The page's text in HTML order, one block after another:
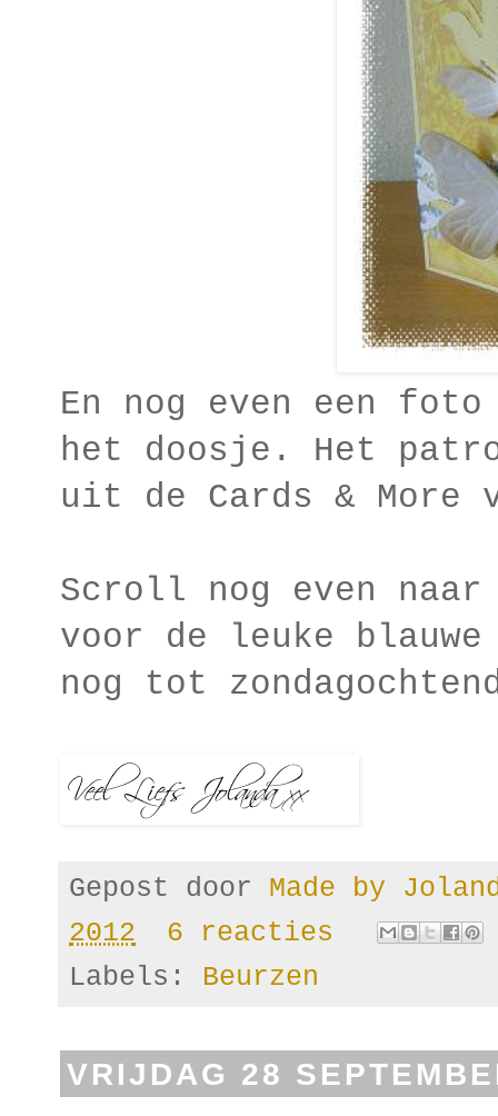
En nog even een
het doosje. Het
uit de Cards &
Scroll nog even naar
voor de leuke
nog tot
Gepost door Made by
2012
6 reacties
Labels: Beurzen
VRIJDAG 28